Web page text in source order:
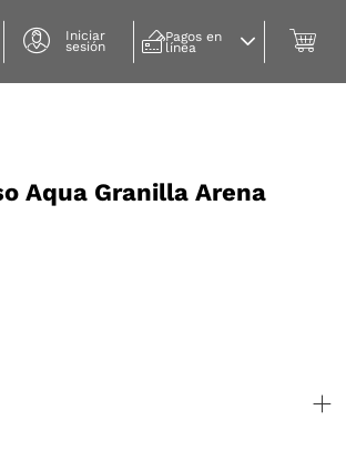
Iniciar
sesión
Pagos en
línea
Aqua Granilla Arena